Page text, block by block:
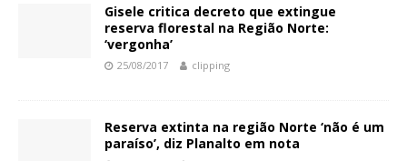
Gisele critica decreto que extingue
reserva florestal na Região Norte:
‘vergonha’
25/08/2017 clipping
Reserva extinta na região Norte ‘não é um
paraíso’, diz Planalto em nota